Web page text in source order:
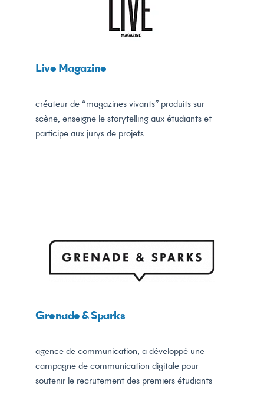
Live Magazine
créateur de “magazines vivants” produits sur
scène, enseigne le storytelling aux étudiants et
participe aux jurys de projets
Grenade &Sparks
agence de communication, a développé une
campagne de communication digitale pour
soutenir le recrutement des premiers étudiants